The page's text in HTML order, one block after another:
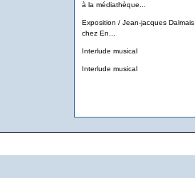
à la médiathèque...
Exposition / Jean-jacques Dalmais
chez En...
Interlude musical
Interlude musical